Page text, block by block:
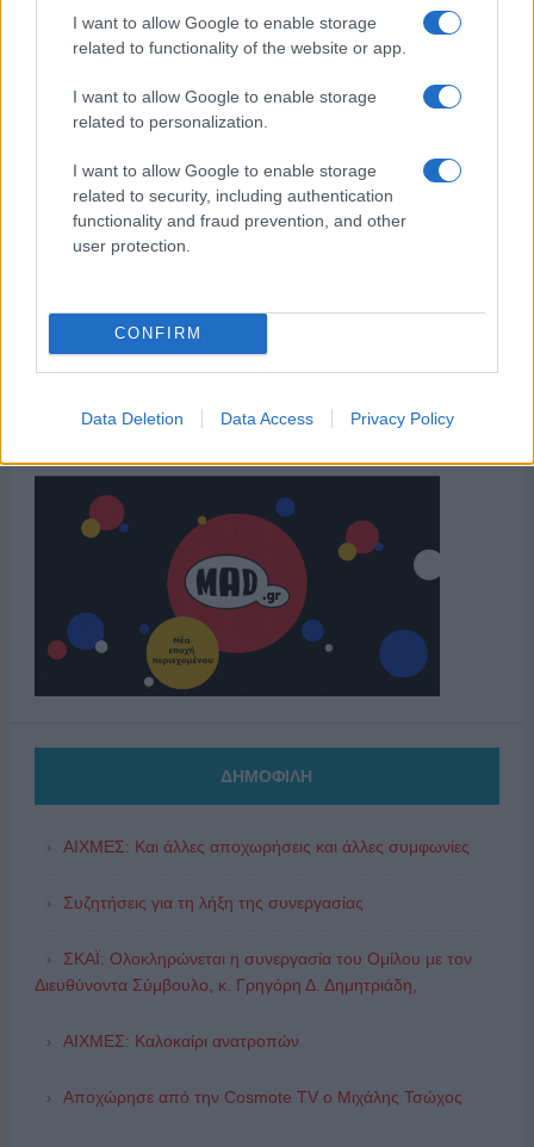
I want to allow Google to enable storage
related to functionality of the website or app.
I want to allow Google to enable storage
related to personalization.
I want to allow Google to enable storage
related to security, including authentication
functionality and fraud prevention, and other
user protection.
CONFIRM
Data Deletion Data Access Privacy Policy
ΔΗΜΟΦΙΛΗ
ΑΙΧΜΕΣ: Και άλλες αποχωρήσεις και άλλες συμφωνίες
Συζητήσεις για τη λήξη της συνεργασίας
ΣΚΑΪ: Ολοκληρώνεται η συνεργασία του Ομίλου με τον
Διευθύνοντα Σύμβουλο, κ. Γρηγόρη Δ. Δημητριάδη,
ΑΙΧΜΕΣ: Καλοκαίρι ανατροπών
Αποχώρησε από την Cosmote TV o Μιχάλης Τσώχος